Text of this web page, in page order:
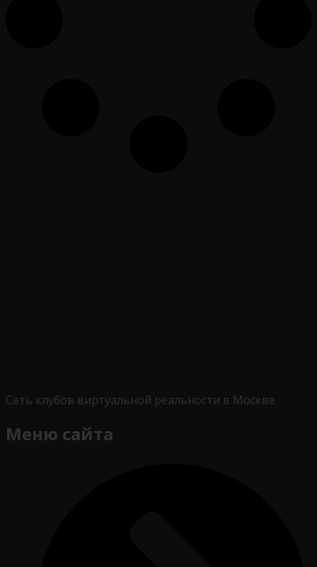
Сеть клубов виртуальной реальности в Москве
Меню сайта